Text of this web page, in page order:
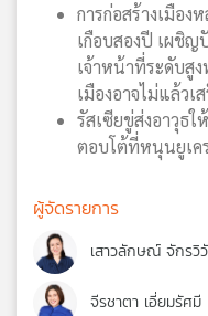
การก่อสร้างเมือ
เกือบสองปี เผชิญ
เจ้าหน้าที่ระดับสูง
เมืองอาจไม่แล้วเ
รัสเซียขู่ส่งอาวุธ
ตอบโต้ที่หนุนยูเค
ผู้จัดรายการ
เสาวลักษณ์ จักร
จีรชาตา เอี่ยมรัศมี